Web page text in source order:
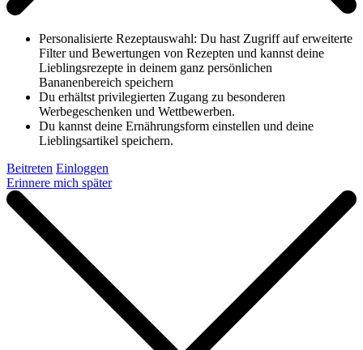
Personalisierte Rezeptauswahl: Du hast Zugriff auf erweiterte
Filter und Bewertungen von Rezepten und kannst deine
Lieblingsrezepte in deinem ganz persönlichen
Bananenbereich speichern
Du erhältst privilegierten Zugang zu besonderen
Werbegeschenken und Wettbewerben.
Du kannst deine Ernährungsform einstellen und deine
Lieblingsartikel speichern.
Beitreten Einloggen
Erinnere mich später